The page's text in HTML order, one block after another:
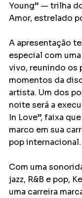
Young” — trilha
Amor, estrelado
A apresentação
especial com
vivo, reunindo os
momentos da
artista. Um dos
noite será a
In Love”, faixa
marco em sua
pop internacional.
Com uma
jazz, R&B e pop,
uma carreira